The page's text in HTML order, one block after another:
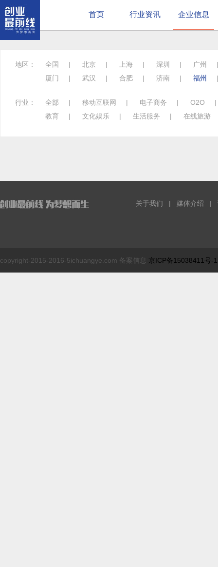
首页 行业资讯 企业信息
地区： 全国 | 北京 | 上海 | 深圳 | 广州
厦门
| 武汉 | 合肥 | 济南 | 福州
行业： 全部 | 移动互联网 | 电子商务 | O2O
|
教育
| 文化娱乐 | 生活服务 | 在线旅游
关于我们 | 媒体介绍 |
copyright-2015-2016-5ichuangye.com 备案信息 京ICP备15038411号-1